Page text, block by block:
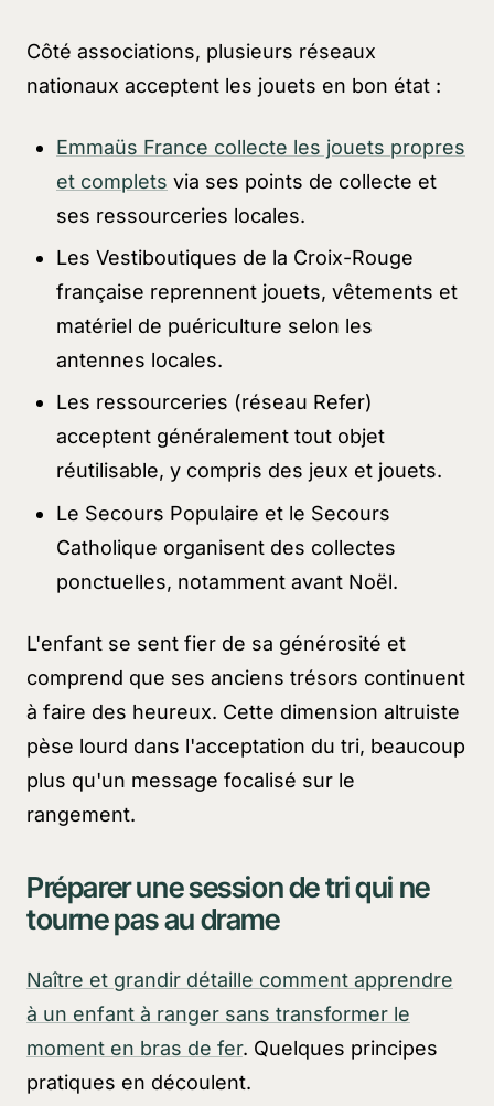
Côté associations, plusieurs réseaux
nationaux acceptent les jouets en bon état :
Emmaüs France collecte les jouets propres
et complets via ses points de collecte et
ses ressourceries locales.
Les Vestiboutiques de la Croix-Rouge
française reprennent jouets, vêtements et
matériel de puériculture selon les
antennes locales.
Les ressourceries (réseau Refer)
acceptent généralement tout objet
réutilisable, y compris des jeux et jouets.
Le Secours Populaire et le Secours
Catholique organisent des collectes
ponctuelles, notamment avant Noël.
L'enfant se sent fier de sa générosité et
comprend que ses anciens trésors continuent
à faire des heureux. Cette dimension altruiste
pèse lourd dans l'acceptation du tri, beaucoup
plus qu'un message focalisé sur le
rangement.
Préparer une session de tri qui ne
tourne pas au drame
Naître et grandir détaille comment apprendre
à un enfant à ranger sans transformer le
moment en bras de fer. Quelques principes
pratiques en découlent.